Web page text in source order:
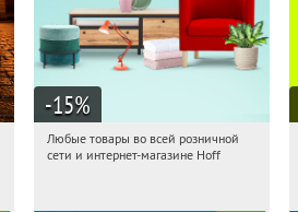
-15%
04:31:49 Получили:
Любые товары во всей розничной
сети и интернет-магазине Hoff